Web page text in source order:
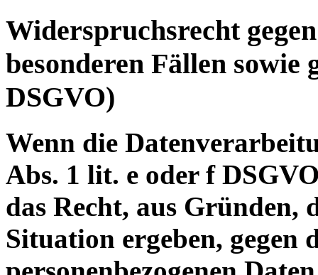
Widerspruchsrecht
besonderen Fällen
DSGVO)
Wenn die
Abs. 1 lit. e oder f
das Recht, aus Gründen,
Situation ergeben,